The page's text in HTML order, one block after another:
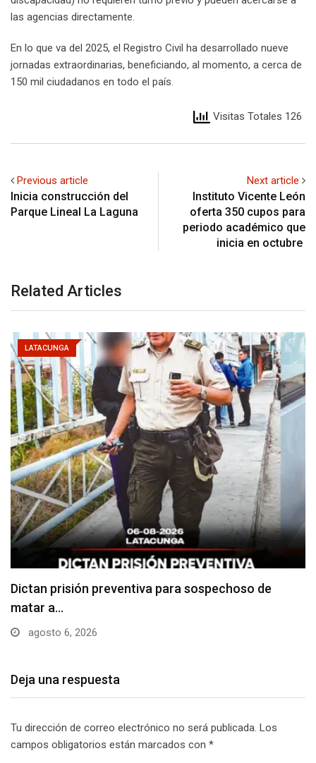
las agencias directamente.
En lo que va del 2025, el Registro Civil ha desarrollado nueve
jornadas extraordinarias, beneficiando, al momento, a cerca de
150 mil ciudadanos en todo el país.
Visitas Totales 126
Previous article
Inicia construcción del
Parque Lineal La Laguna
Next article
Instituto Vicente León
oferta 350 cupos para
periodo académico que
inicia en octubre
Related Articles
LATACUNGA
Usuarios madrugan y hacen largas filas para
obtener…
agosto 6, 2026
Deja una respuesta
Tu dirección de correo electrónico no será publicada. Los
campos obligatorios están marcados con *